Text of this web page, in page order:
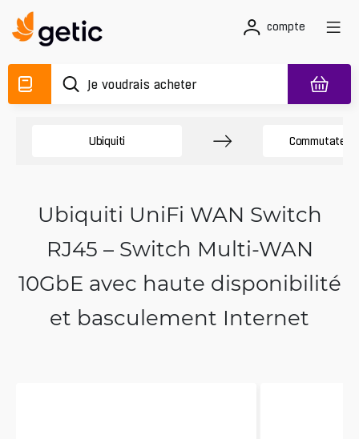
compte
Ubiquiti
Ubiquiti UniFi WAN Switch
RJ45 – Switch Multi-WAN
10GbE avec haute disponibilité
et basculement Internet